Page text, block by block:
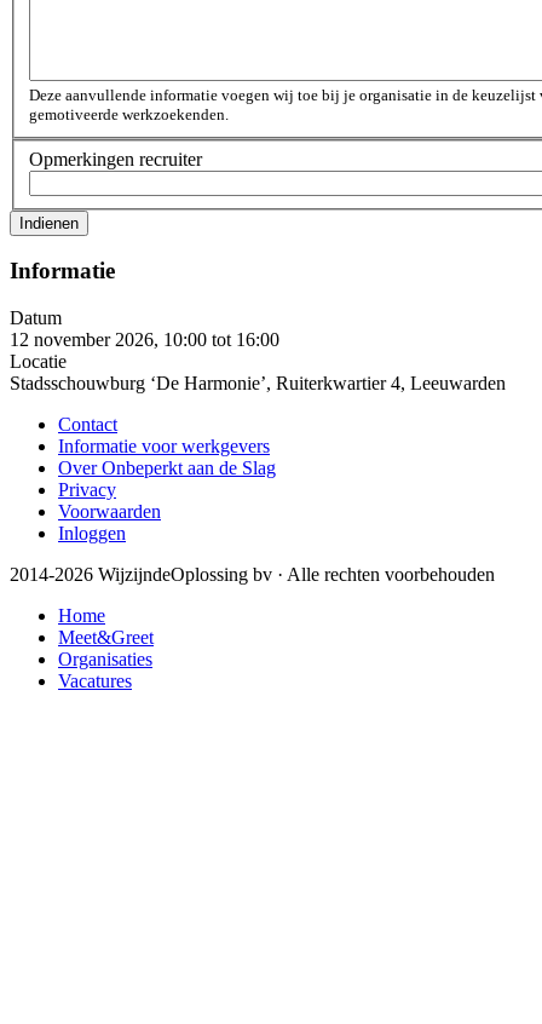
Deze aanvullende informatie voegen wij toe bij je organisatie in de keuzelijst
gemotiveerde werkzoekenden.
Opmerkingen recruiter
Informatie
Datum
12 november 2026, 10:00 tot 16:00
Locatie
Stadsschouwburg ‘De Harmonie’, Ruiterkwartier 4, Leeuwarden
Contact
Informatie voor werkgevers
Over Onbeperkt aan de Slag
Privacy
Voorwaarden
Inloggen
2014-2026 WijzijndeOplossing bv · Alle rechten voorbehouden
Home
Meet&Greet
Organisaties
Vacatures